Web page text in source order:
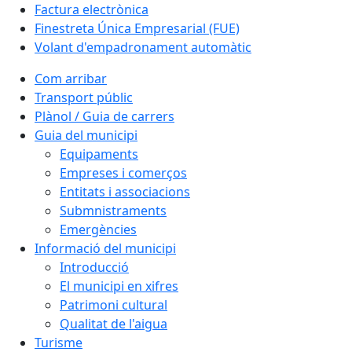
Factura electrònica
Finestreta Única Empresarial (FUE)
Volant d'empadronament automàtic
Com arribar
Transport públic
Plànol / Guia de carrers
Guia del municipi
Equipaments
Empreses i comerços
Entitats i associacions
Submnistraments
Emergències
Informació del municipi
Introducció
El municipi en xifres
Patrimoni cultural
Qualitat de l'aigua
Turisme